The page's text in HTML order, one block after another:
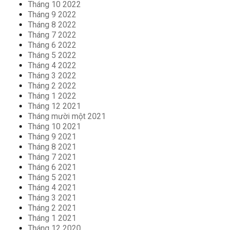
Tháng 10 2022
Tháng 9 2022
Tháng 8 2022
Tháng 7 2022
Tháng 6 2022
Tháng 5 2022
Tháng 4 2022
Tháng 3 2022
Tháng 2 2022
Tháng 1 2022
Tháng 12 2021
Tháng mười một 2021
Tháng 10 2021
Tháng 9 2021
Tháng 8 2021
Tháng 7 2021
Tháng 6 2021
Tháng 5 2021
Tháng 4 2021
Tháng 3 2021
Tháng 2 2021
Tháng 1 2021